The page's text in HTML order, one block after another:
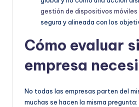
gestión de dispositivos móviles
segura y alineada con los
Cómo evaluar
empresa
No todas las empresas parten del
muchas se hacen la misma pregunta: